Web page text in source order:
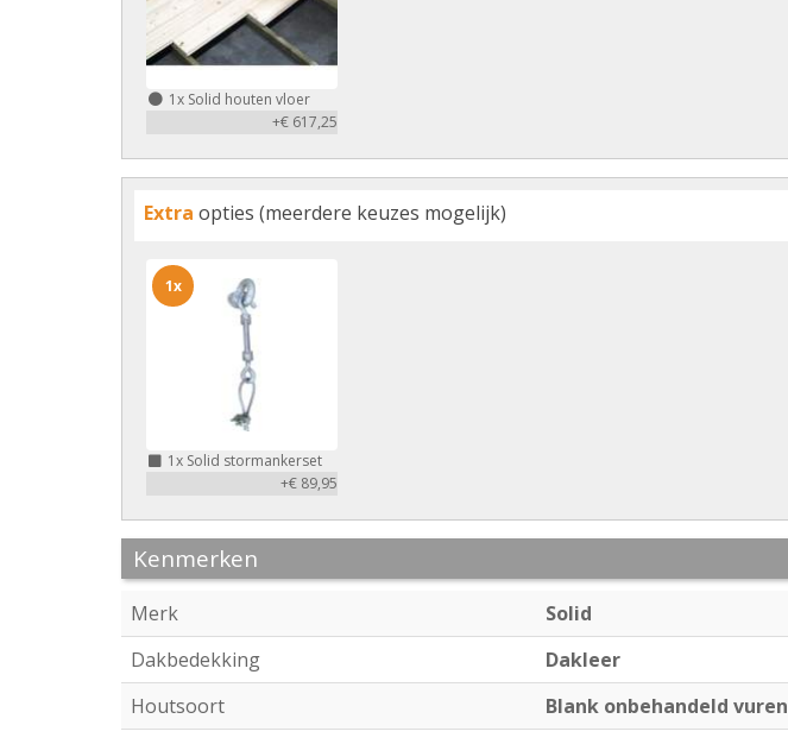
1x Solid houten vloer
+€ 617,25
Extra opties (meerdere keuzes mogelijk)
1x Solid stormankerset
+€ 89,95
1x
Kenmerken
Merk
Solid
Dakbedekking
Dakleer
Houtsoort
Blank onbehandeld vuren